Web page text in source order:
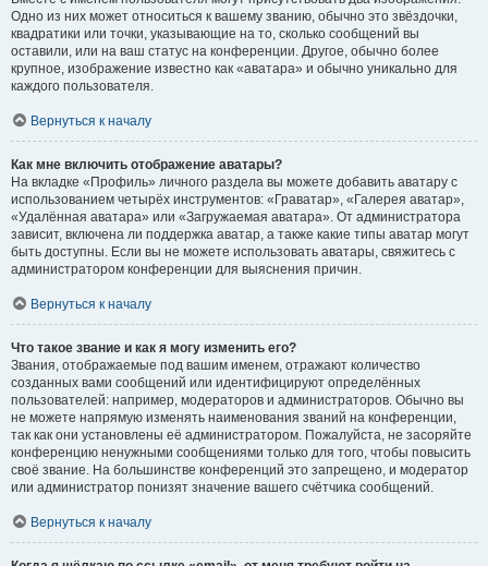
Одно из них может относиться к вашему званию, обычно это звёздочки,
квадратики или точки, указывающие на то, сколько сообщений вы
оставили, или на ваш статус на конференции. Другое, обычно более
крупное, изображение известно как «аватара» и обычно уникально для
каждого пользователя.
Вернуться к началу
Как мне включить отображение аватары?
На вкладке «Профиль» личного раздела вы можете добавить аватару с
использованием четырёх инструментов: «Граватар», «Галерея аватар»,
«Удалённая аватара» или «Загружаемая аватара». От администратора
зависит, включена ли поддержка аватар, а также какие типы аватар могут
быть доступны. Если вы не можете использовать аватары, свяжитесь с
администратором конференции для выяснения причин.
Вернуться к началу
Что такое звание и как я могу изменить его?
Звания, отображаемые под вашим именем, отражают количество
созданных вами сообщений или идентифицируют определённых
пользователей: например, модераторов и администраторов. Обычно вы
не можете напрямую изменять наименования званий на конференции,
так как они установлены её администратором. Пожалуйста, не засоряйте
конференцию ненужными сообщениями только для того, чтобы повысить
своё звание. На большинстве конференций это запрещено, и модератор
или администратор понизят значение вашего счётчика сообщений.
Вернуться к началу